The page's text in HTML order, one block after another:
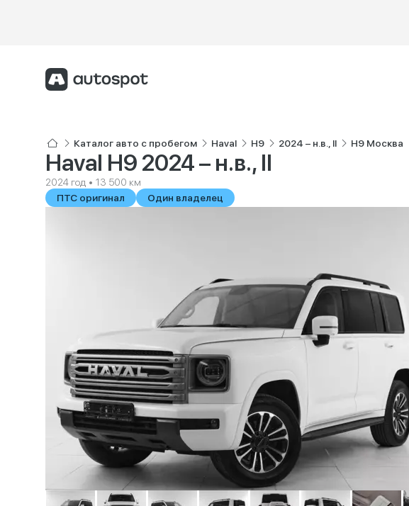
Каталог авто с пробегом Haval H9 2024 – н.в., II H9 Москва
Haval H9 2024 – н.в., II
2024 год • 13 500 км
ПТС оригинал
Один владелец